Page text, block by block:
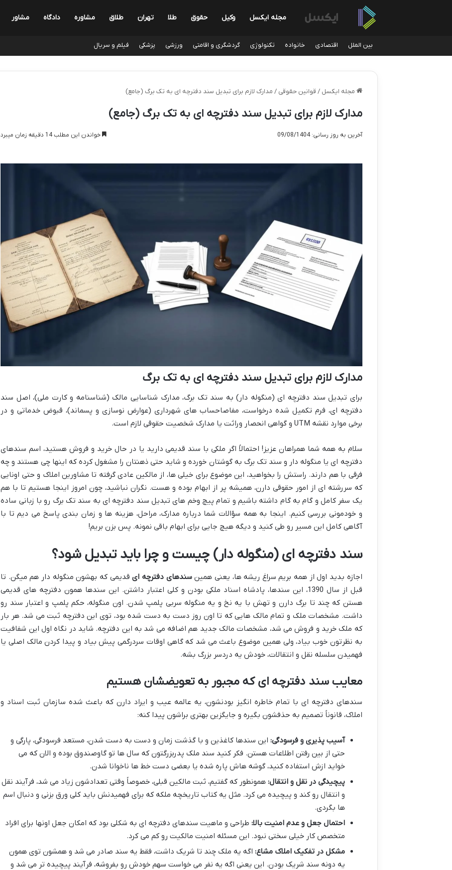
مجله ایکسل وکیل حقوق طلا تهران طلاق مشاوره دادگاه مشاور
بین الملل اقتصادی خانواده تکنولوژی گردشگری و اقامتی ورزشی پزشکی فیلم و سریال
مجله ایکسل / قوانین حقوقی / مدارک لازم برای تبدیل سند دفترچه ای به تک برگ (جامع)
مدارک لازم برای تبدیل سند دفترچه ای به تک برگ (جامع)
آخرین به روز رسانی: 09/08/1404 خواندن این مطلب 14 دقیقه زمان میبرد
مدارک لازم برای تبدیل سند دفترچه ای به تک برگ
برای تبدیل سند دفترچه ای (منگوله دار) به سند تک برگ، مدارک شناسایی مالک (شناسنامه و کارت ملی)، اصل سند
دفترچه ای، فرم تکمیل شده درخواست، مفاصاحساب های شهرداری (عوارض نوسازی و پسماند)، قبوض خدماتی و در
برخی موارد نقشه UTM و گواهی انحصار وراثت یا مدارک شخصیت حقوقی لازم است.
سلام به همه شما همراهان عزیز! احتمالاً اگر ملکی با سند قدیمی دارید یا در حال خرید و فروش هستید، اسم سندهای
دفترچه ای یا منگوله دار و سند تک برگ به گوشتان خورده و شاید حتی ذهنتان را مشغول کرده که اینها چی هستند و چه
فرقی با هم دارند. راستش را بخواهید، این موضوع برای خیلی ها، از مالکین عادی گرفته تا مشاورین املاک و حتی اونایی
که سررشته ای از امور حقوقی دارن، همیشه پر از ابهام بوده و هست. نگران نباشید، چون امروز اینجا هستیم تا با هم
یک سفر کامل و گام به گام داشته باشیم و تمام پیچ وخم های تبدیل سند دفترچه ای به سند تک برگ رو با زبانی ساده
و خودمونی بررسی کنیم. اینجا به همه سؤالات شما درباره مدارک، مراحل، هزینه ها و زمان بندی پاسخ می دیم تا با
آگاهی کامل این مسیر رو طی کنید و دیگه هیچ جایی برای ابهام باقی نمونه. پس بزن بریم!
سند دفترچه ای (منگوله دار) چیست و چرا باید تبدیل شود؟
اجازه بدید اول از همه بریم سراغ ریشه ها، یعنی همینسندهای دفترچه ایقدیمی که بهشون منگوله دار هم میگن. تا
قبل از سال 1390، این سندها، پادشاه اسناد ملکی بودن و کلی اعتبار داشتن. این سندها همون دفترچه های قدیمی
هستن که چند تا برگ دارن و تهش با یه نخ و یه منگوله سربی پلمپ شدن. اون منگوله، حکم پلمپ و اعتبار سند رو
داشت. مشخصات ملک و تمام مالک هایی که تا اون روز دست به دست شده بود، توی این دفترچه ثبت می شد. هر بار
که ملک خرید و فروش می شد، مشخصات مالک جدید هم اضافه می شد به این دفترچه. شاید در نگاه اول این شفافیت
به نظرتون خوب بیاد، ولی همین موضوع باعث می شد که گاهی اوقات سردرگمی پیش بیاد و پیدا کردن مالک اصلی یا
فهمیدن سلسله نقل و انتقالات، خودش یه دردسر بزرگ بشه.
معایب سند دفترچه ای که مجبور به تعویضشان هستیم
سندهای دفترچه ای با تمام خاطره انگیز بودنشون، یه عالمه عیب و ایراد دارن که باعث شده سازمان ثبت اسناد و
املاک، قانوناً تصمیم به حذفشون بگیره و جایگزین بهتری براشون پیدا کنه:
آسیب پذیری و فرسودگی: این سندها کاغذین و با گذشت زمان و دست به دست شدن، مستعد فرسودگی، پارگی و
حتی از بین رفتن اطلاعات هستن. فکر کنید سند ملک پدربزرگتون که سال ها تو گاوصندوق بوده و الان که می
خواید ازش استفاده کنید، گوشه هاش پاره شده یا بعضی دست خط ها ناخوانا شدن.
پیچیدگی در نقل و انتقال: همونطور که گفتیم، ثبت مالکین قبلی، خصوصاً وقتی تعدادشون زیاد می شد، فرآیند نقل
و انتقال رو کند و پیچیده می کرد. مثل یه کتاب تاریخچه ملکه که برای فهمیدنش باید کلی ورق بزنی و دنبال اسم
ها بگردی.
احتمال جعل و عدم امنیت بالا: طراحی و ماهیت سندهای دفترچه ای به شکلی بود که امکان جعل اونها برای افراد
متخصص کار خیلی سختی نبود. این مسئله امنیت مالکیت رو کم می کرد.
مشکل در تفکیک املاک مشاع: اگه یه ملک چند تا شریک داشت، فقط یه سند صادر می شد و همشون توی همون
یه دونه سند شریک بودن. این یعنی اگه یه نفر می خواست سهم خودش رو بفروشه، فرآیند پیچیده تر می شد و